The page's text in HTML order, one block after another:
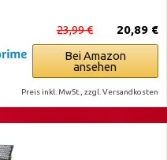
20,89 €
23,99 €
Bei Amazon
ansehen
Preis inkl. MwSt., zzgl. Versandkosten